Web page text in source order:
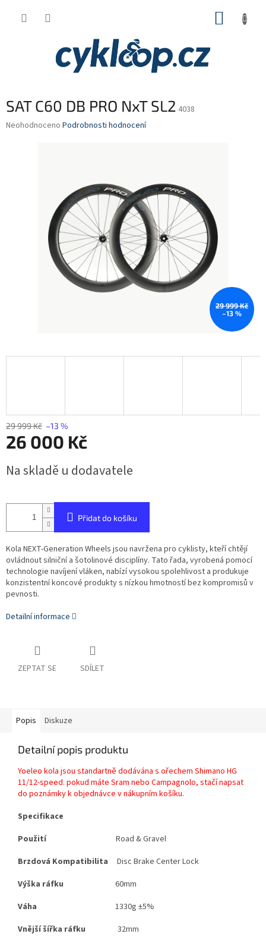
SAT C60 DB PRO NxT SL2 4038
Průměrné
Neohodnoceno Podrobnosti hodnocení
29 999 Kč
–13 %
29 999 Kč –13 %
26 000 Kč
cena:
Na skladě u dodavatele
Přidat do košíku
Kola NEXT-Generation Wheels jsou navržena pro cyklisty, kteří chtějí
ovládnout silniční a šotolinové disciplíny. Tato řada, vyrobená pomocí
technologie navíjení vláken, nabízí vysokou spolehlivost a produkuje
konzistentní koncové produkty s nízkou hmotností bez kompromisů v
pevnosti.
Detailní informace
ZEPTAT SE SDÍLET
Popis Diskuze
Detailní popis produktu
Yoeleo kola jsou standartně dodávána s ořechem Shimano HG
11/12-speed. pokud máte Sram nebo Campagnolo, stačí napsat
do poznámky k objednávce v nákupním košíku.
Specifikace
PoužitíRoad & Gravel
Brzdová Kompatibilita Disc Brake Center Lock
Výška ráfku 60mm
Váha
1330g ±5%
Vnější šířka ráfku
32mm